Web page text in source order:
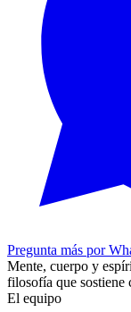
Pregunta más por
Mente, cuerpo y
filosofía que sostiene
El equipo